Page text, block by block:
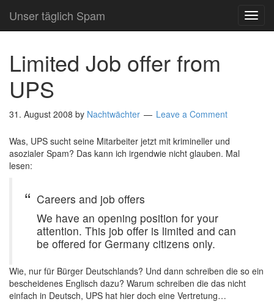
Unser täglich Spam
Limited Job offer from
UPS
31. August 2008 by Nachtwächter Leave a Comment
Was, UPS sucht seine Mitarbeiter jetzt mit krimineller und
asozialer Spam? Das kann ich irgendwie nicht glauben. Mal
lesen:
Careers and job offers
We have an opening position for your
attention. This job offer is limited and can
be offered for Germany citizens only.
Wie, nur für Bürger Deutschlands? Und dann schreiben die so ein
bescheidenes Englisch dazu? Warum schreiben die das nicht
einfach in Deutsch, UPS hat hier doch eine Vertretung…